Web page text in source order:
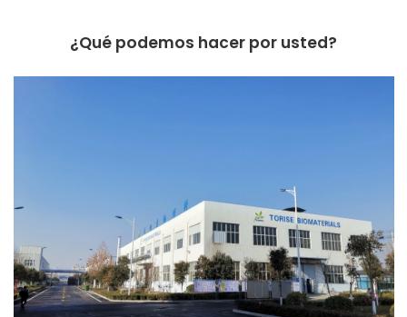
¿Qué podemos hacer por usted?